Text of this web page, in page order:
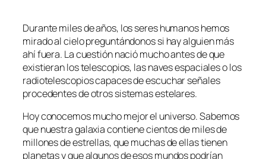
Durante miles de años, los seres humanos hemos
mirado al cielo preguntándonos si hay alguien más
ahí fuera. La cuestión nació mucho antes de que
existieran los telescopios, las naves espaciales o los
radiotelescopios capaces de escuchar señales
procedentes de otros sistemas estelares.
Hoy conocemos mucho mejor el universo. Sabemos
que nuestra galaxia contiene cientos de miles de
millones de estrellas, que muchas de ellas tienen
planetas y que algunos de esos mundos podrían